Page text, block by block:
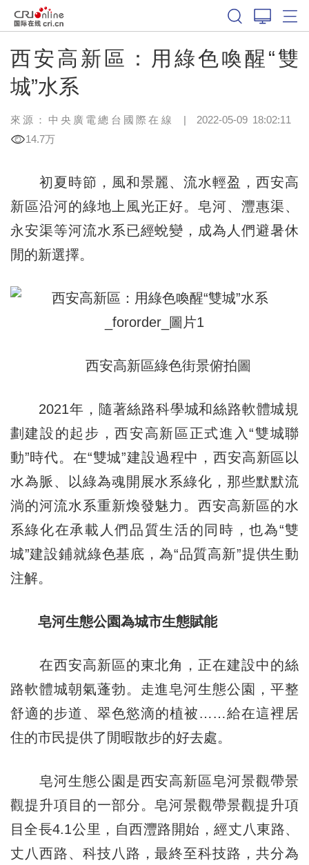
西安高新區：用綠色喚醒“雙
城”水系
來源：中央廣電總台國際在線 | 2022-05-09 18:02:11
14.7万
初夏時節，風和景麗、流水輕盈，西安高
新區沿河的綠地上風光正好。皂河、灃惠渠、
永安渠等河流水系已經蛻變，成為人們避暑休
閒的新選擇。
西安高新區綠色街景俯拍圖
2021年，隨著絲路科學城和絲路軟體城規
劃建設的起步，西安高新區正式進入“雙城聯
動”時代。在“雙城”建設過程中，西安高新區以
水為脈、以綠為魂開展水系綠化，那些默默流
淌的河流水系重新煥發魅力。西安高新區的水
系綠化在承載人們品質生活的同時，也為“雙
城”建設鋪就綠色基底，為“品質高新”提供生動
注解。
皂河生態公園為城市生態賦能
在西安高新區的東北角，正在建設中的絲
路軟體城朝氣蓬勃。走進皂河生態公園，平整
舒適的步道、翠色慾滴的植被……給在這裡居
住的市民提供了閒暇散步的好去處。
皂河生態公園是西安高新區皂河景觀帶景
觀提升項目的一部分。皂河景觀帶景觀提升項
目全長4.1公里，自西灃路開始，經丈八東路、
丈八西路、科技八路，最終至科技路，共分為